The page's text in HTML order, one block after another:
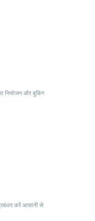
नियोजन और बुकिंग
करें आसानी से